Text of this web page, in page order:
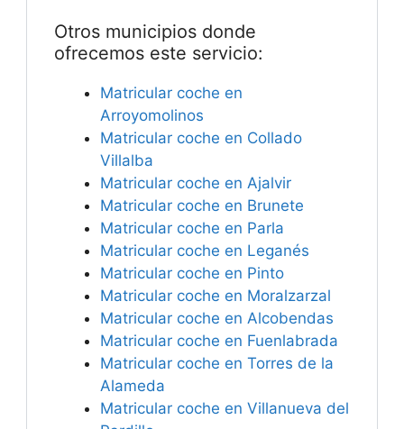
Otros municipios donde
ofrecemos este servicio:
Matricular coche en
Arroyomolinos
Matricular coche en Collado
Villalba
Matricular coche en Ajalvir
Matricular coche en Brunete
Matricular coche en Parla
Matricular coche en Leganés
Matricular coche en Pinto
Matricular coche en Moralzarzal
Matricular coche en Alcobendas
Matricular coche en Fuenlabrada
Matricular coche en Torres de la
Alameda
Matricular coche en Villanueva del